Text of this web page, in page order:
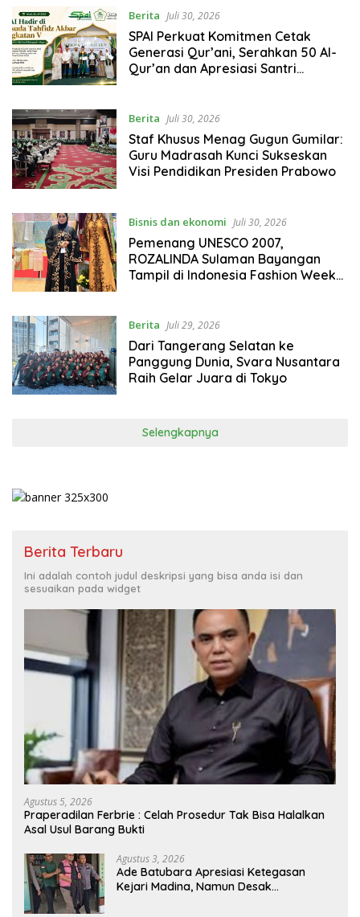
Berita Juli 30, 2026
SPAI Perkuat Komitmen Cetak
Generasi Qur’ani, Serahkan 50 Al-
Qur’an dan Apresiasi Santri
Berita Juli 30, 2026
Staf Khusus Menag Gugun Gumilar:
Guru Madrasah Kunci Sukseskan
Visi Pendidikan Presiden Prabowo
Bisnis dan ekonomi Juli 30, 2026
Pemenang UNESCO 2007,
ROZALINDA Sulaman Bayangan
Tampil di Indonesia Fashion Week
Berita Juli 29, 2026
Dari Tangerang Selatan ke
Panggung Dunia, Svara Nusantara
Raih Gelar Juara di Tokyo
Selengkapnya
Berita Terbaru
Ini adalah contoh judul deskripsi yang bisa anda isi dan
sesuaikan pada widget
Agustus 5, 2026
Praperadilan Ferbrie : Celah Prosedur Tak Bisa Halalkan
Asal Usul Barang Bukti
Agustus 3, 2026
Ade Batubara Apresiasi Ketegasan
Kejari Madina, Namun Desak